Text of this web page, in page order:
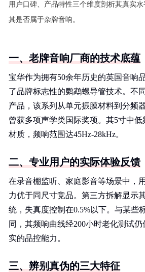
用户口碑、产品特性三个维度剖析其真实
其是否属于杂牌音响。
一、老牌音响厂商的技术底蕴
宝华作为拥有50余年历史的英国音响
了品牌标志性的鹦鹉螺导管技术。不
产品，该系列从单元振膜材料到分频
曾获多项声学类国际奖项。其5寸中
材质，频响范围达45Hz-28kHz。
二、专业用户的实际体验反馈
在录音棚监听、家庭影音等场景中，
力优于同尺寸竞品。第三方拆解显示
统，失真度控制在0.5%以下。与某些
同，其频响曲线经200小时老化测试
实的品控能力。
三、辨别真伪的三大特征